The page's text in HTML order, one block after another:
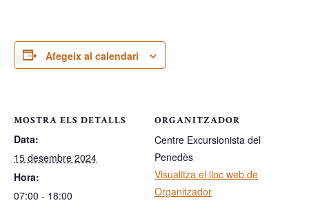
Afegeix al calendari
MOSTRA ELS DETALLS
Data:
15 desembre 2024
Hora:
07:00 - 18:00
ORGANITZADOR
Centre Excursionista del
Penedès
Visualitza el lloc web de
Organitzador